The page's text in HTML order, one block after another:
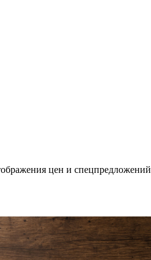
цен и спецпредложений